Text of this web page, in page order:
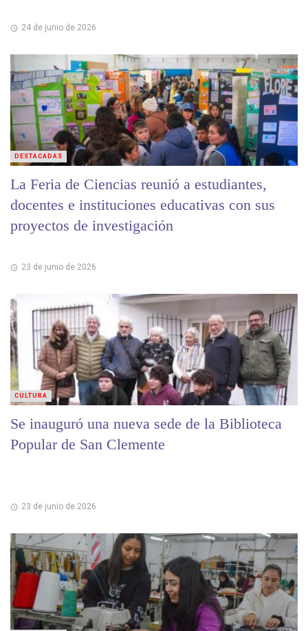
24 de junio de 2026
La Feria de Ciencias reunió a estudiantes,
docentes e instituciones educativas con sus
proyectos de investigación
23 de junio de 2026
DESTACADAS
Se inauguró una nueva sede de la Biblioteca
Popular de San Clemente
23 de junio de 2026
CULTURA